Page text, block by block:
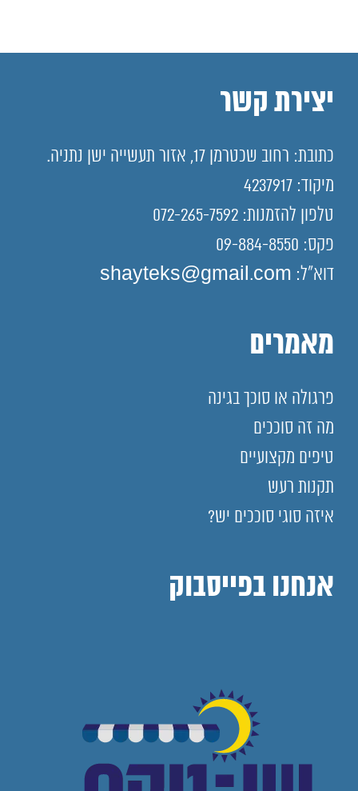
יצירת קשר
כתובת: רחוב שכטרמן 17, אזור תעשייה ישן נתניה.
מיקוד: 4237917
טלפון להזמנות: 072-265-7592
פקס: 09-884-8550
דוא"ל: shayteks@gmail.com
מאמרים
פרגולה או סוכך בגינה
מה זה סוככים
טיפים מקצועיים
תקנות רעש
איזה סוגי סוככים יש?
אנחנו בפייסבוק